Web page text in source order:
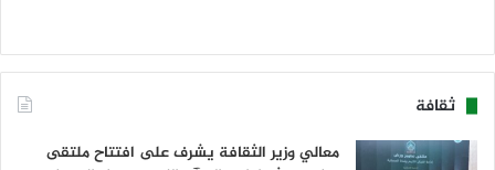
ثقافة
معالي وزير الثقافة يشرف على افتتاح ملتقى